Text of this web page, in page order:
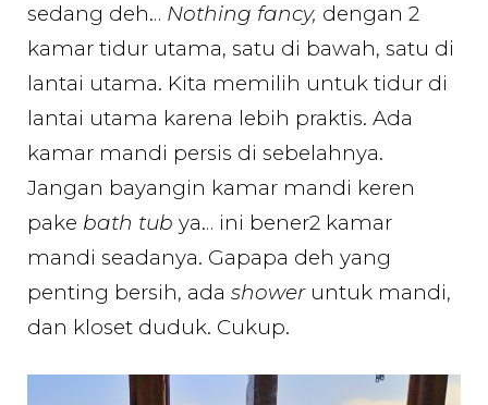
sedang deh… Nothing fancy, dengan 2
kamar tidur utama, satu di bawah, satu di
lantai utama. Kita memilih untuk tidur di
lantai utama karena lebih praktis. Ada
kamar mandi persis di sebelahnya.
Jangan bayangin kamar mandi keren
pake bath tub ya… ini bener2 kamar
mandi seadanya. Gapapa deh yang
penting bersih, ada showeruntuk mandi,
dan kloset duduk. Cukup.